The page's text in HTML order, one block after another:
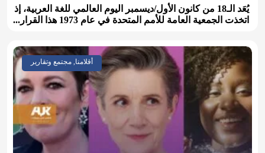
يُعَد الـ18 من كانون الأول/ديسمبر اليوم العالمي للغة العربية، إذ
اتخذت الجمعية العامة للأمم المتحدة في عام 1973 هذا القرار...
أقلامنا, مجتمع وتقارير